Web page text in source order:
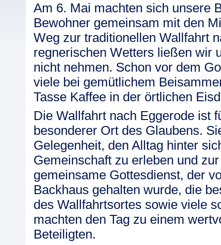
Am 6. Mai machten sich unsere
Bewohner gemeinsam mit den
Weg zur traditionellen Wallfahrt
regnerischen Wetters ließen wir
nicht nehmen. Schon vor dem
viele bei gemütlichem
Tasse Kaffee in der örtlichen
Die Wallfahrt nach Eggerode ist
besonderer Ort des Glaubens.
Gelegenheit, den Alltag hinter
Gemeinschaft zu erleben und
gemeinsame Gottesdienst, der
Backhaus gehalten wurde, die
des Wallfahrtsortes sowie viele
machten den Tag zu einem
Beteiligten.